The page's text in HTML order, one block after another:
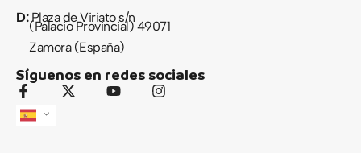
D:Plaza de Viriato s/n
(Palacio Provincial) 49071
Zamora (España)
Síguenos en redes sociales
F
c
X
Y
I